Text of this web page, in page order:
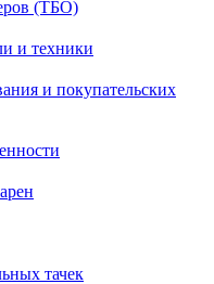
(ТБО)
и техники
и покупательских
тачек